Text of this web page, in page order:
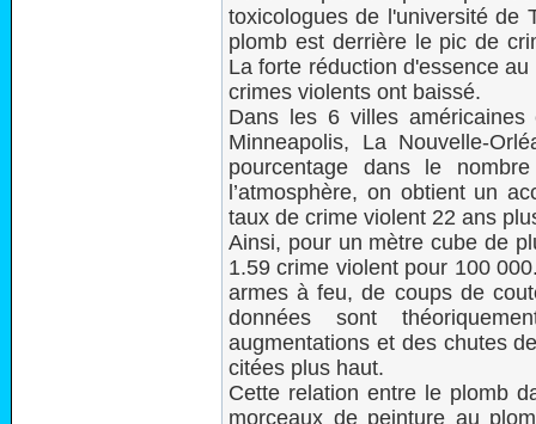
toxicologues de l'université de
plomb est derrière le pic de
La forte réduction d'essence
crimes violents ont baissé.
Dans les 6 villes américaines
Minneapolis, La Nouvelle-
pourcentage dans le
l’atmosphère, on obtient un
taux de crime violent 22 ans
Ainsi, pour un mètre cube de
1.59 crime violent pour 100
armes à feu, de coups de
données sont
augmentations et des chutes
citées plus haut.
Cette relation entre le plomb
morceaux de peinture au